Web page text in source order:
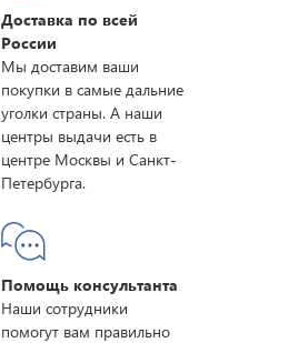
Доставка по всей
России
Мы доставим ваши
покупки в самые дальние
уголки страны. А наши
центры выдачи есть в
центре Москвы и Санкт-
Петербурга.
Помощь консультанта
Наши сотрудники
помогут вам правильно